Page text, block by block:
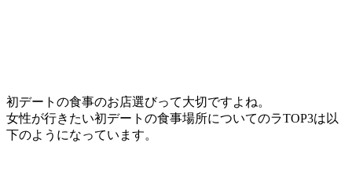
初デートの食事のお店選びって大切ですよね。
女性が行きたい初デートの食事場所についてのラTOP3は以
下のようになっています。